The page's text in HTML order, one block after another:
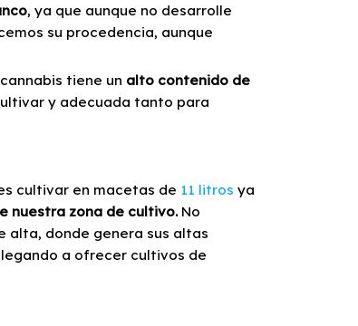
, ya que aunque no desarrolle
su procedencia, aunque
tiene un alto contenido de
y adecuada tanto para
cultivar en macetas de 11 litros ya
nuestra zona de cultivo.No
alta, donde genera sus altas
a ofrecer cultivos de